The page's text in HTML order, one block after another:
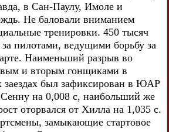
в Сан-Паулу, Имоле и
Не баловали вниманием
тренировки. 450 тысяч
пилотами, ведущими борьбу за
Наименьший разрыв во
и вторым гонщиками в
был зафиксирован в ЮАР
на 0,008 с, наибольший же
оторвался от Хилла на 1,035 с.
замыкающие стартовое